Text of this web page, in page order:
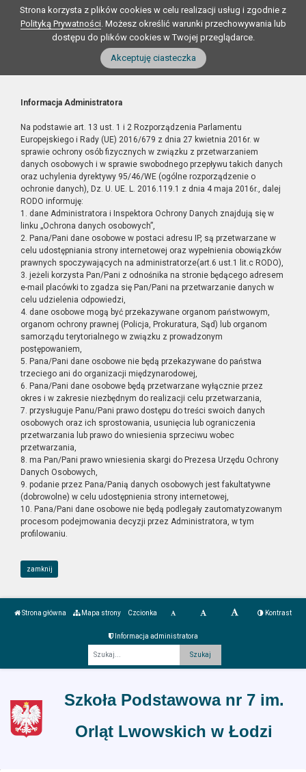
Strona korzysta z plików cookies w celu realizacji usług i zgodnie z
Polityką Prywatności. Możesz określić warunki przechowywania lub
dostępu do plików cookies w Twojej przeglądarce.
Akceptuję ciasteczka
Informacja Administratora
Na podstawie art. 13 ust. 1 i 2 Rozporządzenia Parlamentu
Europejskiego i Rady (UE) 2016/679 z dnia 27 kwietnia 2016r. w
sprawie ochrony osób fizycznych w związku z przetwarzaniem
danych osobowych i w sprawie swobodnego przepływu takich danych
oraz uchylenia dyrektywy 95/46/WE (ogólne rozporządzenie o
ochronie danych), Dz. U. UE. L. 2016.119.1 z dnia 4 maja 2016r., dalej
RODO informuję:
1. dane Administratora i Inspektora Ochrony Danych znajdują się w
linku „Ochrona danych osobowych”,
2. Pana/Pani dane osobowe w postaci adresu IP, są przetwarzane w
celu udostępniania strony internetowej oraz wypełnienia obowiązków
prawnych spoczywających na administratorze(art.6 ust.1 lit.c RODO),
3. jeżeli korzysta Pan/Pani z odnośnika na stronie będącego adresem
e-mail placówki to zgadza się Pan/Pani na przetwarzanie danych w
celu udzielenia odpowiedzi,
4. dane osobowe mogą być przekazywane organom państwowym,
organom ochrony prawnej (Policja, Prokuratura, Sąd) lub organom
samorządu terytorialnego w związku z prowadzonym
postępowaniem,
5. Pana/Pani dane osobowe nie będą przekazywane do państwa
trzeciego ani do organizacji międzynarodowej,
6. Pana/Pani dane osobowe będą przetwarzane wyłącznie przez
okres i w zakresie niezbędnym do realizacji celu przetwarzania,
7. przysługuje Panu/Pani prawo dostępu do treści swoich danych
osobowych oraz ich sprostowania, usunięcia lub ograniczenia
przetwarzania lub prawo do wniesienia sprzeciwu wobec
przetwarzania,
8. ma Pan/Pani prawo wniesienia skargi do Prezesa Urzędu Ochrony
Danych Osobowych,
9. podanie przez Pana/Panią danych osobowych jest fakultatywne
(dobrowolne) w celu udostępnienia strony internetowej,
10. Pana/Pani dane osobowe nie będą podlegały zautomatyzowanym
procesom podejmowania decyzji przez Administratora, w tym
profilowaniu.
zamknij
Strona główna Mapa strony Czcionka Kontrast
Informacja administratora
Szkoła Podstawowa nr 7 im.
Orląt Lwowskich w Łodzi